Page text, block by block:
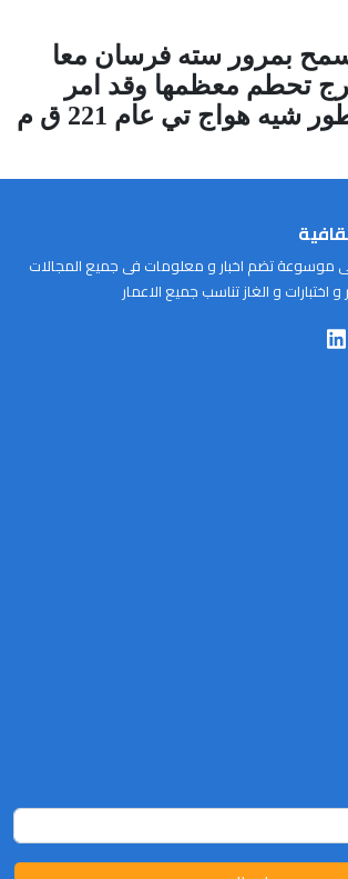
بمرور سته فرسان معا
الف برج تحطم معظمها وقد امر
شيه هواج تي عام 221 ق م
موسوعة تضم اخبار و معلومات فى جميع المجالات
اختبارات و الغاز تناسب جميع الاعمار